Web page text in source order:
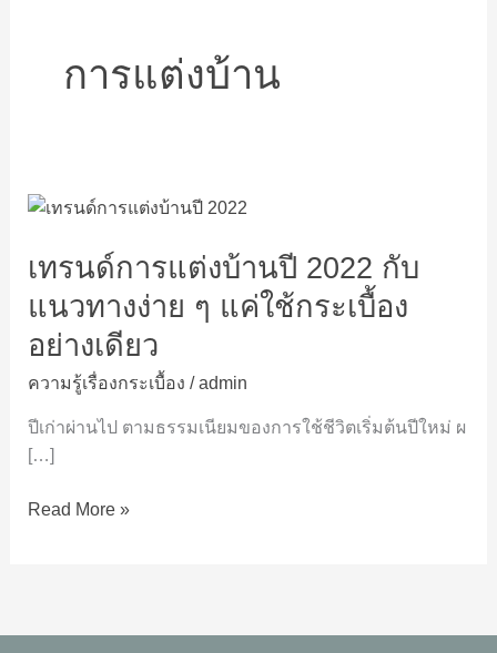
การแต่งบ้าน
เทรนด์การแต่งบ้านปี 2022 กับ
แนวทางง่าย ๆ แค่ใช้กระเบื้อง
อย่างเดียว
ความรู้เรื่องกระเบื้อง /admin
ปีเก่าผ่านไป ตามธรรมเนียมของการใช้ชีวิตเริ่มต้นปีใหม่ ผ
[…]
เท
การ
บ้าน
ปี
แนวทาง
ง่าย
แค่
Read More »